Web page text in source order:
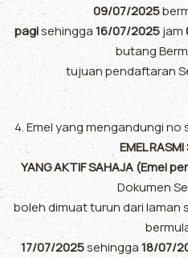
09/07/2025
pagisehingga16/07/2025jam
butang
tujuan pendaftaran
4. Emel yang mengandungi no
EMEL
YANG AKTIF SAHAJA (Emel
Dokumen
boleh dimuat turun dari laman
17/07/2025sehingga18/07/